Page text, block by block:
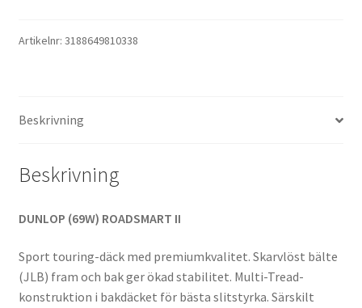
Artikelnr: 3188649810338
Beskrivning
Beskrivning
DUNLOP (69W) ROADSMART II
Sport touring-däck med premiumkvalitet. Skarvlöst bälte
(JLB) fram och bak ger ökad stabilitet. Multi-Tread-
konstruktion i bakdäcket för bästa slitstyrka. Särskilt